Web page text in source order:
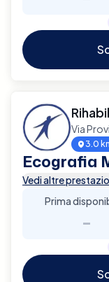
Via
3.0
Ecografia
Vedi altre
Prima
-